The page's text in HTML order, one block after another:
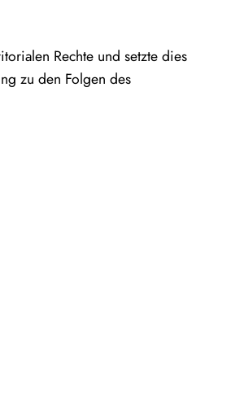
Rechte und setzte dies
zu den Folgen des